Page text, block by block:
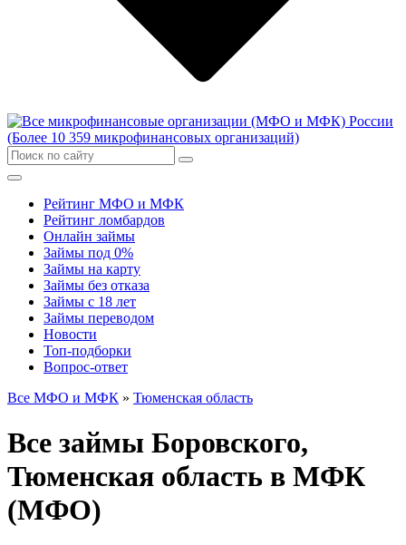
Рейтинг МФО и МФК
Рейтинг ломбардов
Онлайн займы
Займы под 0%
Займы на карту
Займы без отказа
Займы с 18 лет
Займы переводом
Новости
Топ-подборки
Вопрос-ответ
Все МФО и МФК » Тюменская область
Все займы Боровского,
Тюменская область в МФК
(МФО)